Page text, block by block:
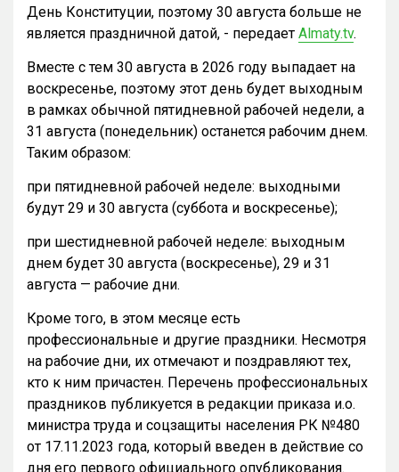
День Конституции, поэтому 30 августа больше не
является праздничной датой, - передает Almaty.tv.
Вместе с тем 30 августа в 2026 году выпадает на
воскресенье, поэтому этот день будет выходным
в рамках обычной пятидневной рабочей недели, а
31 августа (понедельник) останется рабочим днем.
Таким образом:
при пятидневной рабочей неделе: выходными
будут 29 и 30 августа (суббота и воскресенье);
при шестидневной рабочей неделе: выходным
днем будет 30 августа (воскресенье), 29 и 31
августа — рабочие дни.
Кроме того, в этом месяце есть
профессиональные и другие праздники. Несмотря
на рабочие дни, их отмечают и поздравляют тех,
кто к ним причастен. Перечень профессиональных
праздников публикуется в редакции приказа и.о.
министра труда и соцзащиты населения РК №480
от 17.11.2023 года, который введен в действие со
дня его первого официального опубликования.